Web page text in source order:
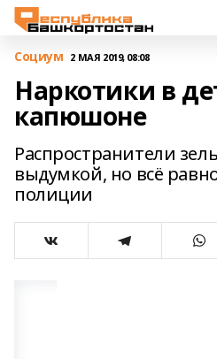
Cоциум 2 МАЯ 2019, 08:08
Наркотики в
капюшоне
Распространители
выдумкой, но всё
полиции